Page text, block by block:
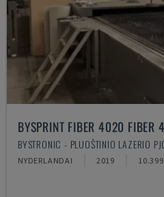
BYSPRINT FIBER 4020 FIBER
BYSTRONIC - PLUOŠTINIO LAZERIO
NYDERLANDAI 2019